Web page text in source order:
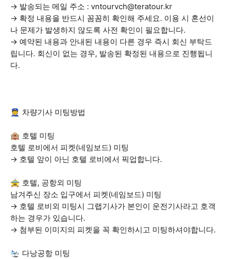
→ 발송되는 메일 주소 : vntourvch@teratour.kr
→ 확정 내용을 반드시 꼼꼼히 확인해 주세요. 이용 시 혼선이
나 문제가 발생하지 않도록 사전 확인이 필요합니다.
→ 예약된 내용과 안내된 내용이 다른 경우 즉시 회신 부탁드
립니다. 회신이 없는 경우, 발송된 확정된 내용으로 진행됩니
다.
👮 차량기사 미팅방법
🏨 호텔 미팅
호텔 로비에서 피켓(네임보드) 미팅
→ 호텔 앞이 아닌 호텔 로비에서 픽업합니다.
🚖 호텔, 공항외 미팅
남겨주신 장소 입구에서 피켓(네임보드) 미팅
→ 호텔 로비외 미팅시 그랩기사가 본인이 운전기사라고 호객
하는 경우가 있습니다.
→ 첨부된 이미지의 피켓을 꼭 확인하시고 미팅하셔야합니다.
🛬 다낭공항 미팅